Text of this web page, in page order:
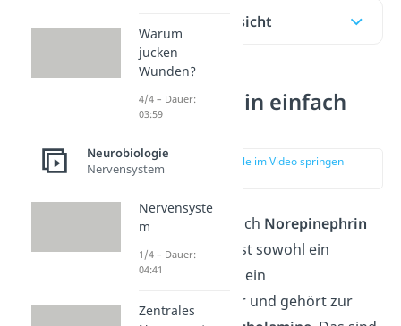
Inhaltsübersicht
Noradrenalin einfach
erklärt
zur Stelle im Video springen
Noradrenalin (auch Norepinephrin
oder
Arterenol)
ist sowohl ein
Hormon als auch ein
Neurotransmitter und gehört zur
Warum
jucken
Wunden?
4/4 – Dauer:
03:59
Neurobiologie
Nervensystem
Nervensyste
m
1/4 – Dauer:
04:41
Zentrales